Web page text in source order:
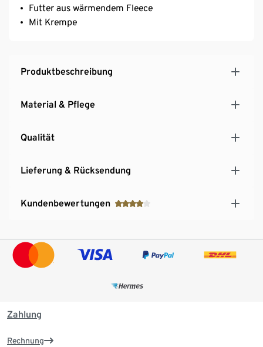
Futter aus wärmendem Fleece
Mit Krempe
Produktbeschreibung
Material & Pflege
Qualität
Lieferung & Rücksendung
Kundenbewertungen
Zahlung
Rechnung